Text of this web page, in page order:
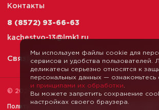
Мы используем файлы cookie для
сервисов и удобства пользователей.
деликатесы серьезно относятся к
персональных данных — ознакомьтесь
и принципами их обработки
Вы можете запретить сохранение
настройках своего браузера.
Контакты
8 (8572) 93-66-63
kachestvo-13@lmk1.ru
Связаться с нами
© 2026 Луганские Деликатесы
Политика конфиденциальности